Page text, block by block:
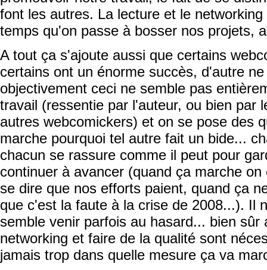
font les autres. La lecture et le
temps qu'on passe à bosser nos projets,
A tout ça s'ajoute aussi que certains
certains ont un énorme succès, d'autre
objectivement ceci ne semble pas
travail (ressentie par l'auteur, ou bien par
autres webcomickers) et on se pose des
marche pourquoi tel autre fait un bide...
chacun se rassure comme il peut pour
continuer à avancer (quand ça marche
se dire que nos efforts paient, quand ça
que c'est la faute à la crise de 2008...). Il
semble venir parfois au hasard... bien sûr
networking et faire de la qualité sont
jamais trop dans quelle mesure ça va